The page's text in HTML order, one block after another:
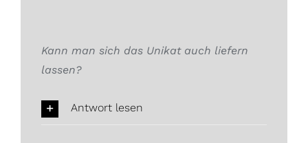
Kann man sich das Unikat auch liefern
lassen?
Antwort lesen